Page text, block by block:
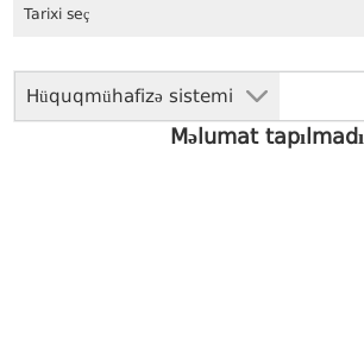
Hüquqmühafizə sistemi
Məlumat tapılmadı